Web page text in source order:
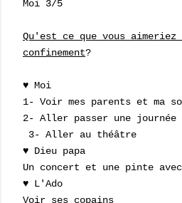
Moi 3/5
Qu'est ce que vous
confinement?
♥ Moi
1- Voir mes parents et ma
2- Aller passer une journée
3- Aller au théâtre
♥ Dieu papa
Un concert et une pinte
♥ L'Ado
Voir ses copains